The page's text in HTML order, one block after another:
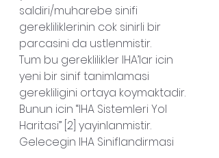
saldiri/muharebe sinifi
gerekliliklerinin cok sinirli bir
parcasini da ustlenmistir.
Tum bu gereklilikler IHA’lar icin
yeni bir sinif tanimlamasi
gerekliligini ortaya koymaktadir.
Bunun icin “IHA Sistemleri Yol
Haritasi” [2] yayinlanmistir.
Gelecegin IHA Siniflandirmasi